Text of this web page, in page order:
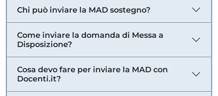
Chi può inviare la MAD sostegno?
Come inviare la domanda di Messa a
Disposizione?
Cosa devo fare per inviare la MAD con
Docenti.it?